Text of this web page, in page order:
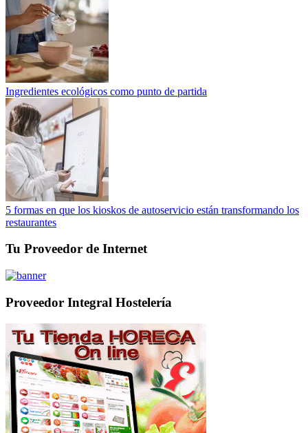
Ingredientes ecológicos como punto de partida
5 formas en que los kioskos de autoservicio están transformando los
restaurantes
Tu Proveedor de Internet
Proveedor Integral Hostelería